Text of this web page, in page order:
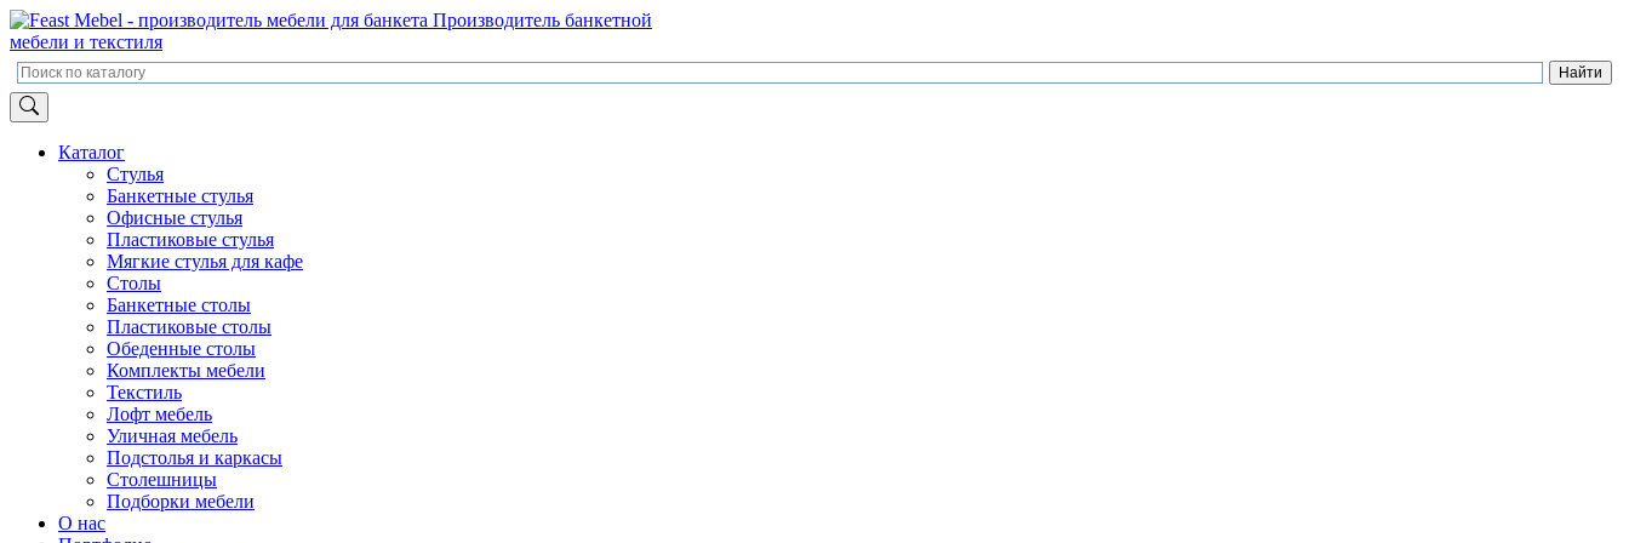
Производитель банкетной
мебели и текстиля
Каталог
Стулья
Банкетные стулья
Офисные стулья
Пластиковые стулья
Мягкие стулья для кафе
Столы
Банкетные столы
Пластиковые столы
Обеденные столы
Комплекты мебели
Текстиль
Лофт мебель
Уличная мебель
Подстолья и каркасы
Столешницы
Подборки мебели
О нас